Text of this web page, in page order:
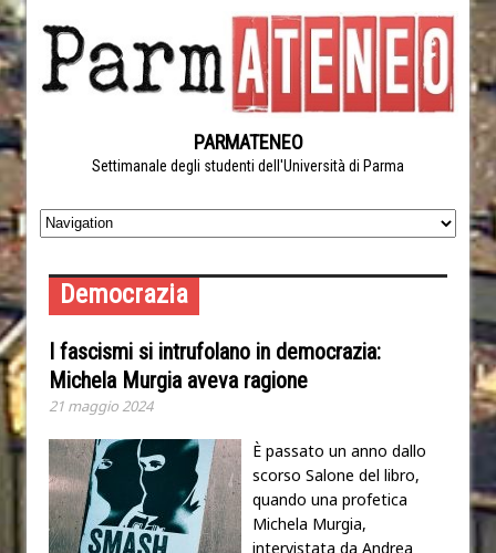
PARMATENEO
Settimanale degli studenti dell'Università di Parma
Democrazia
I fascismi si intrufolano in democrazia:
Michela Murgia aveva ragione
21 maggio 2024
È passato un anno dallo
scorso Salone del libro,
quando una profetica
Michela Murgia,
intervistata da Andrea